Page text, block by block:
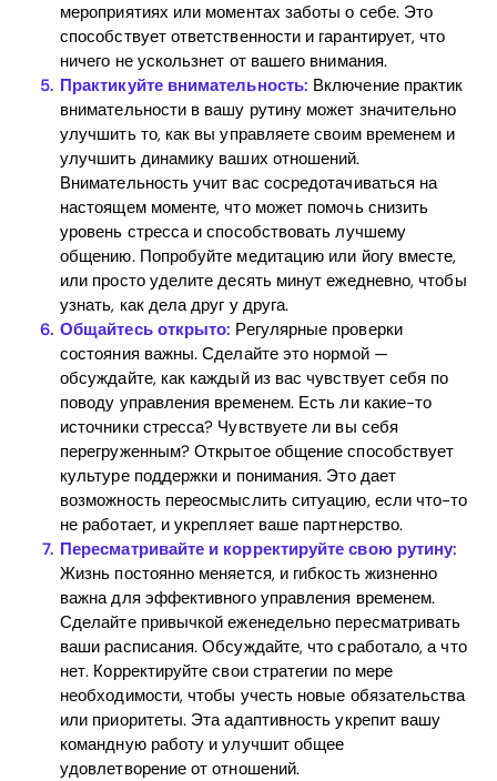
мероприятиях или моментах заботы о себе. Это
способствует ответственности и гарантирует, что
ничего не ускользнет от вашего внимания.
Практикуйте внимательность: Включение практик
внимательности в вашу рутину может значительно
улучшить то, как вы управляете своим временем и
улучшить динамику ваших отношений.
Внимательность учит вас сосредотачиваться на
настоящем моменте, что может помочь снизить
уровень стресса и способствовать лучшему
общению. Попробуйте медитацию или йогу вместе,
или просто уделите десять минут ежедневно, чтобы
узнать, как дела друг у друга.
Общайтесь открыто: Регулярные проверки
состояния важны. Сделайте это нормой —
обсуждайте, как каждый из вас чувствует себя по
поводу управления временем. Есть ли какие-то
источники стресса? Чувствуете ли вы себя
перегруженным? Открытое общение способствует
культуре поддержки и понимания. Это дает
возможность переосмыслить ситуацию, если что-то
не работает, и укрепляет ваше партнерство.
Пересматривайте и корректируйте свою рутину:
Жизнь постоянно меняется, и гибкость жизненно
важна для эффективного управления временем.
Сделайте привычкой еженедельно пересматривать
ваши расписания. Обсуждайте, что сработало, а что
нет. Корректируйте свои стратегии по мере
необходимости, чтобы учесть новые обязательства
или приоритеты. Эта адаптивность укрепит вашу
командную работу и улучшит общее
удовлетворение от отношений.